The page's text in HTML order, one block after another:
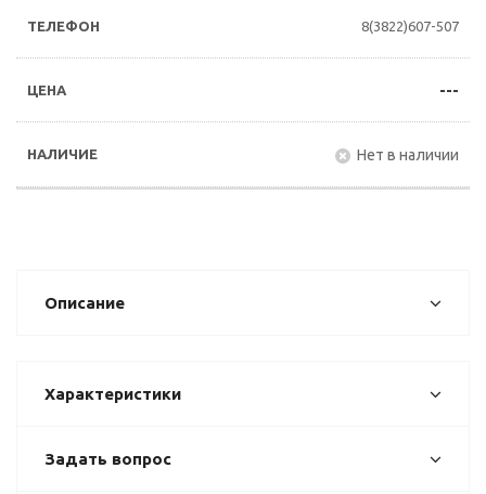
8(3822)607-507
---
Нет в наличии
Описание
Характеристики
Задать вопрос